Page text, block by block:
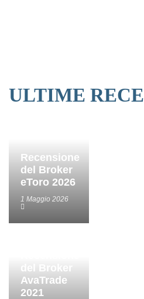
ULTIME
Recensione
del Broker
eToro 2026
1 Maggio 2026
del Broker
AvaTrade
2021